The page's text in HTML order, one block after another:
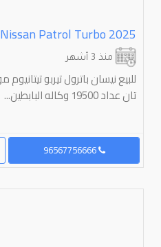
Nissan Patrol Turbo 2025
منذ 3 أشهر
تان عداد 19500 وکاله البابطین...
96567756666